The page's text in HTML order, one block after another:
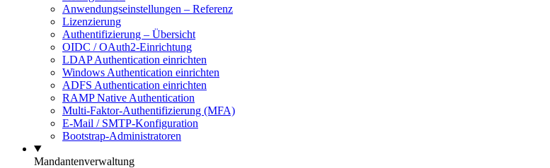
Anwendungseinstellungen – Referenz
Lizenzierung
Authentifizierung – Übersicht
OIDC / OAuth2-Einrichtung
LDAP Authentication einrichten
Windows Authentication einrichten
ADFS Authentication einrichten
RAMP Native Authentication
Multi-Faktor-Authentifizierung (MFA)
E-Mail / SMTP-Konfiguration
Bootstrap-Administratoren
Mandantenverwaltung